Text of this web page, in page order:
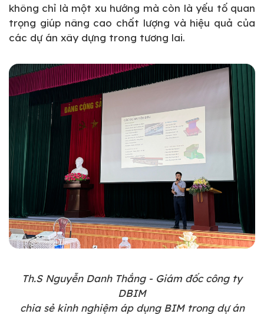
không chỉ là một xu hướng mà còn là yếu tố quan
trọng giúp nâng cao chất lượng và hiệu quả của
các dự án xây dựng trong tương lai.
Th.S Nguyễn Danh Thắng - Giám đốc công ty
DBIM
chia sẻ kinh nghiệm áp dụng BIM trong dự án